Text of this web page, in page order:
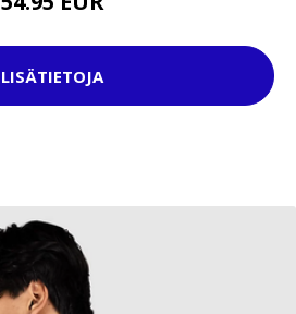
LISÄTIETOJA